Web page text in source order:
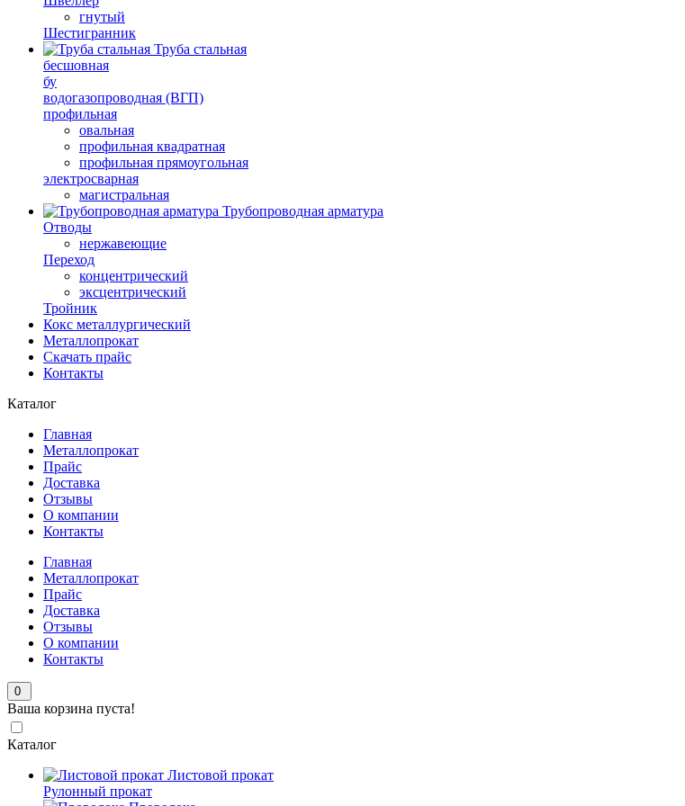
гнутый
Шестигранник
Труба стальная
бесшовная
бу
водогазопроводная (ВГП)
профильная
овальная
профильная квадратная
профильная прямоугольная
электросварная
магистральная
Трубопроводная арматура
Отводы
нержавеющие
Переход
концентрический
эксцентрический
Тройник
Кокс металлургический
Металлопрокат
Скачать прайс
Контакты
Каталог
Главная
Металлопрокат
Прайс
Доставка
Отзывы
О компании
Контакты
Главная
Металлопрокат
Прайс
Доставка
Отзывы
О компании
Контакты
0
Ваша корзина пуста!
Каталог
Листовой прокат
Рулонный прокат